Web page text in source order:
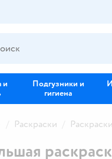
и
Подгузники и
гигиена
Раскраски